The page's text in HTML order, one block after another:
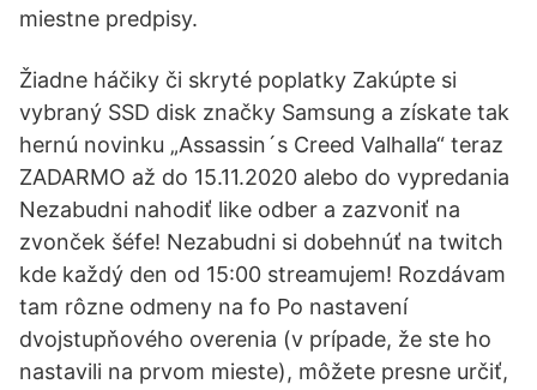
miestne predpisy.
Žiadne háčiky či skryté poplatky Zakúpte si
vybraný SSD disk značky Samsung a získate tak
hernú novinku „Assassin´s Creed Valhalla“ teraz
ZADARMO až do 15.11.2020 alebo do vypredania
Nezabudni nahodiť like odber a zazvoniť na
zvonček šéfe! Nezabudni si dobehnúť na twitch
kde každý den od 15:00 streamujem! Rozdávam
tam rôzne odmeny na fo Po nastavení
dvojstupňového overenia (v prípade, že ste ho
nastavili na prvom mieste), môžete presne určiť,